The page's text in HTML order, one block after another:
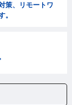
策、リモートワ
。